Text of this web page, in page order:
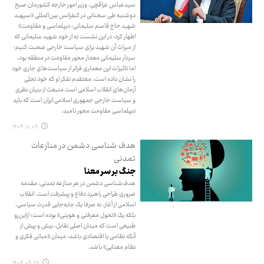
سیدعباس عراقچی، وزیر امور خارجه کشورمان صبح
دوشنبه طی سخنانی در کنفرانس بین‌المللی «سپهبد
شهید حاج قاسم سلیمانی؛ دیپلماسی و مقاومت»
اظهار کرد: در این نشست نه از خود شهید سلیمانی که
از میراث آن شهید برای سیاست خارجی صحبت کنیم؛
سردار سلیمانی معمار محور مقاومت در منطقه بود،
اما تاثیرات این معماری فراتر از سیاست‌های جاری خود
را نشان داده است، معتقدم تفکر او که خود تجلی
آرمان‌های انقلاب اسلامی است منبعث از بنیان نظری
و سیاست خارجی جمهوری اسلامی ایران است که باید
دیپلماسی مقاومت محور نامید.
۱۴۰۴.۱۰.۰۹
هدف شناسی دشمن در منازعات
تمدنی
جنگ بر سر معنا
هدف‌شناسی دشمن در هر منازعه‌ تمدنی، مقدمه
ضروری طراحی راهبرد دفاع و پیشرفت است. انقلاب
اسلامی از آغاز، نه صرفا یک جابه‌جایی قدرت سیاسی،
بلکه یک «تحول معرفتی و هویتی» بوده است؛ ازاین‌رو
طبیعی است که میدان اصلی تقابل، بیش و پیش از
آنکه نظامی یا اقتصادی باشد، میدان «مبانی فکری و
نظام معنایی» باشد.